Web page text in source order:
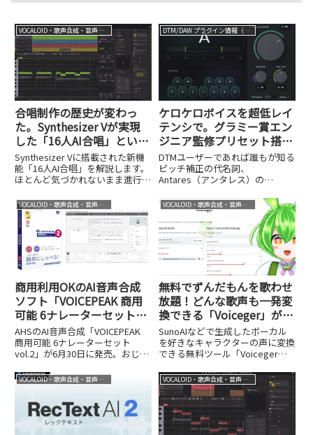
VOCALOID・歌声合成・音声合成
合唱制作の歴史が変わっ
た。Synthesizer Vが実現
した「16人AI合唱」という
革命
Synthesizer Vに搭載された新機
能「16人AI合唱」を解説します。
ほとんど気づかれないまま進行し
いて紹介します。
DTM/DAW プラグイン情報（VST AU AAX）
ケロケロボイスを超低レイ
テンシで。グラミー賞エン
ジニア監修プリセット搭載
のAutoTune 2026が日本限
定セール開催中
DTMユーザーであれば誰もが知る
ピッチ補正の代名詞、
Antares（アンタレス）の
に、昨年末突如として
「AutoTune 2026」という衝撃的
な新製品が加わりました。これま
では、細密な編集を行うなら最上
位...
VOCALOID・歌声合成・音声合成
商用利用OKのAI音声合成
ソフト「VOICEPEAK 商用
可能 6ナレーターセット」
にvol.2登場。4年間で大き
く進化したエンジンととも
に個性豊かな7種の声を収
録
AHSのAI音声合成「VOICEPEAK
商用可能 6ナレーターセット
vol.2」が6月30日に発売。おじい
を収録し、追加ライセンス不要で
商用利用できます。実際に試した
印象とvol.1との違いを紹介しま
す。
VOCALOID・歌声合成・音声合成
無料でずんだもんを歌わせ
放題！どんな歌声も一発変
換できる「Voiceger」が凄
い
SunoAIなどで生成したボーカル
を好きなキャラクターの声に変換
できる無料ツール「Voiceger」
気キャラの歌声に一発変換できる
手軽さが魅力です。
VOCALOID・歌声合成・音声合成 VOCALOID・歌声合成・音声合成